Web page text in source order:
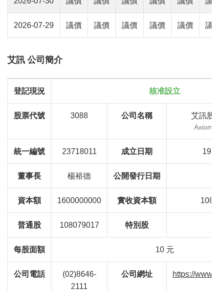
2026-07-29 議價 議價 議價 議價 議價 議
艾訊 公司簡介
登記現況 核准設立
股票代號 3088 公司名稱 艾訊股
統一編號 23718011 成立日期
董事長 楊裕德 公開發行日期
資本額 1600000000 實收資本額
普通股 108079017 特別股
每股面額 10 元
公司電話
(02)8646-
2111
公司網址 https://